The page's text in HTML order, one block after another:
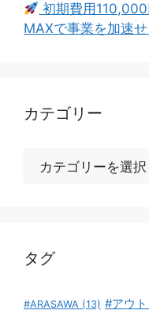
初期費用
MAXで事業を加速せ
カテゴリー
タグ
#ARASAWA (13) #アウ